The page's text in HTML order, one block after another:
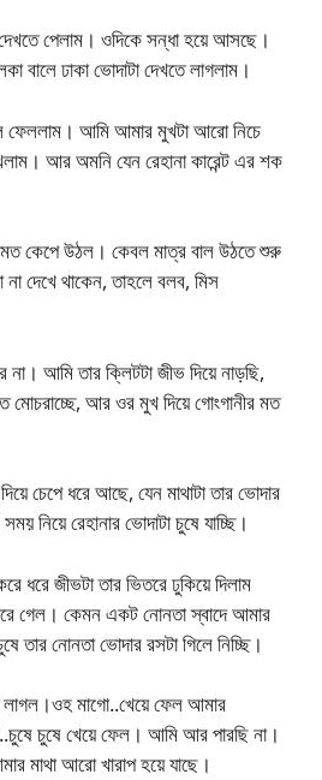
পেলাম। ওদিকে সন্ধা হয়ে আসছে।
বালে ঢাকা ভোদাটা দেখতে লাগলাম।
ফেললাম। আমি আমার মুখটা আরো নিচে
আর অমনি যেন রেহানা কারেন্ট এর শক
মত কেপে উঠল। কেবল মাত্র বাল উঠতে শুরু
দেখে থাকেন, তাহলে বলব, মিস
আমি তার ক্লিটটা জীভ দিয়ে নাড়ছি,
মোচরাচ্ছে, আর ওর মুখ দিয়ে গোংগানীর মত
চেপে ধরে আছে, যেন মাথাটা তার ভোদার
নিয়ে রেহানার ভোদাটা চুষে যাচ্ছি।
ধরে জীভটা তার ভিতরে ঢুকিয়ে দিলাম
গেল। কেমন একট নোনতা স্বাদে আমার
তার নোনতা ভোদার রসটা গিলে নিচ্ছি।
মাগো..খেয়ে ফেল আমার
চুষে খেয়ে ফেল। আমি আর পারছি না।
মাথা আরো খারাপ হয়ে যাছে।